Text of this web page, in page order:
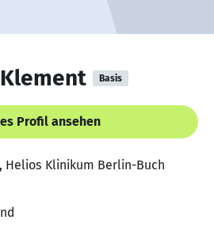
Basis
Profil ansehen
Helios Klinikum Berlin-Buch